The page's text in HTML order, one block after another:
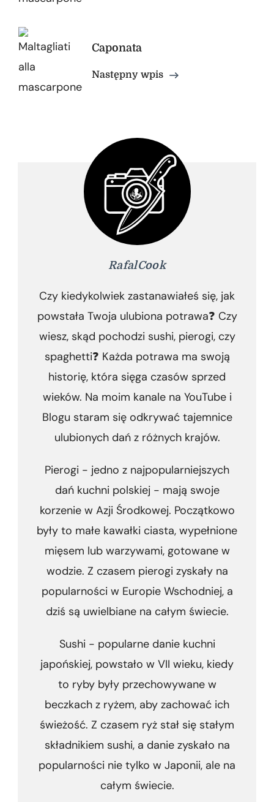
Caponata
Następny wpis
RafalCook
Czy kiedykolwiek zastanawiałeś się, jak
powstała Twoja ulubiona potrawa❓ Czy
wiesz, skąd pochodzi sushi, pierogi, czy
spaghetti❓ Każda potrawa ma swoją
historię, która sięga czasów sprzed
wieków. Na moim kanale na YouTube i
Blogu staram się odkrywać tajemnice
ulubionych dań z różnych krajów.
Pierogi - jedno z najpopularniejszych
dań kuchni polskiej - mają swoje
korzenie w Azji Środkowej. Początkowo
były to małe kawałki ciasta, wypełnione
mięsem lub warzywami, gotowane w
wodzie. Z czasem pierogi zyskały na
popularności w Europie Wschodniej, a
dziś są uwielbiane na całym świecie.
Sushi - popularne danie kuchni
japońskiej, powstało w VII wieku, kiedy
to ryby były przechowywane w
beczkach z ryżem, aby zachować ich
świeżość. Z czasem ryż stał się stałym
składnikiem sushi, a danie zyskało na
popularności nie tylko w Japonii, ale na
całym świecie.